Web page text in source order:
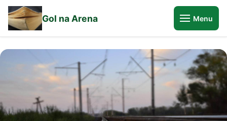
Gol na Arena Menu